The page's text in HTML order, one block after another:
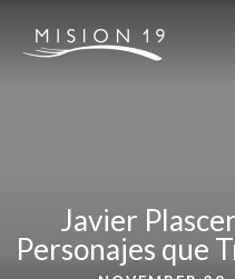
Javier
Personajes que